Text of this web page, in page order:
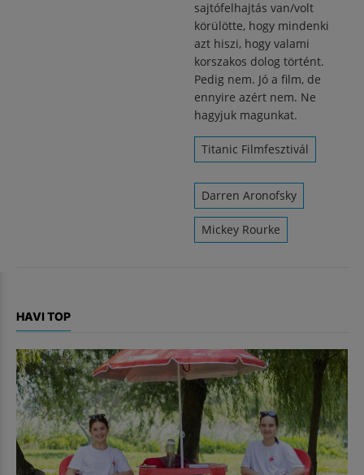
sajtófelhajtás van/volt
körülötte, hogy mindenki
azt hiszi, hogy valami
korszakos dolog történt.
Pedig nem. Jó a film, de
ennyire azért nem. Ne
hagyjuk magunkat.
Titanic Filmfesztivál
Darren Aronofsky
Mickey Rourke
HAVI TOP